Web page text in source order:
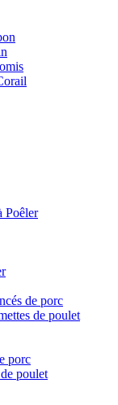
Poêler
de porc
de poulet
porc
poulet